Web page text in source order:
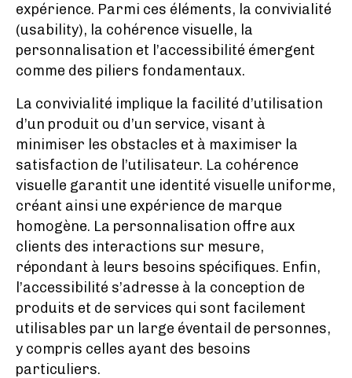
expérience. Parmi ces éléments, la convivialité
(usability), la cohérence visuelle, la
personnalisation et l’accessibilité émergent
comme des piliers fondamentaux.
La convivialité implique la facilité d’utilisation
d’un produit ou d’un service, visant à
minimiser les obstacles et à maximiser la
satisfaction de l’utilisateur. La cohérence
visuelle garantit une identité visuelle uniforme,
créant ainsi une expérience de marque
homogène. La personnalisation offre aux
clients des interactions sur mesure,
répondant à leurs besoins spécifiques. Enfin,
l’accessibilité s’adresse à la conception de
produits et de services qui sont facilement
utilisables par un large éventail de personnes,
y compris celles ayant des besoins
particuliers.